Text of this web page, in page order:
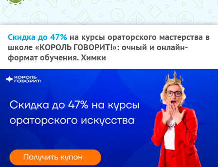
Скидка до 47% на курсы ораторского мастерства в
школе «КОРОЛЬ ГОВОРИТ!»: очный и онлайн-
формат обучения. Химки